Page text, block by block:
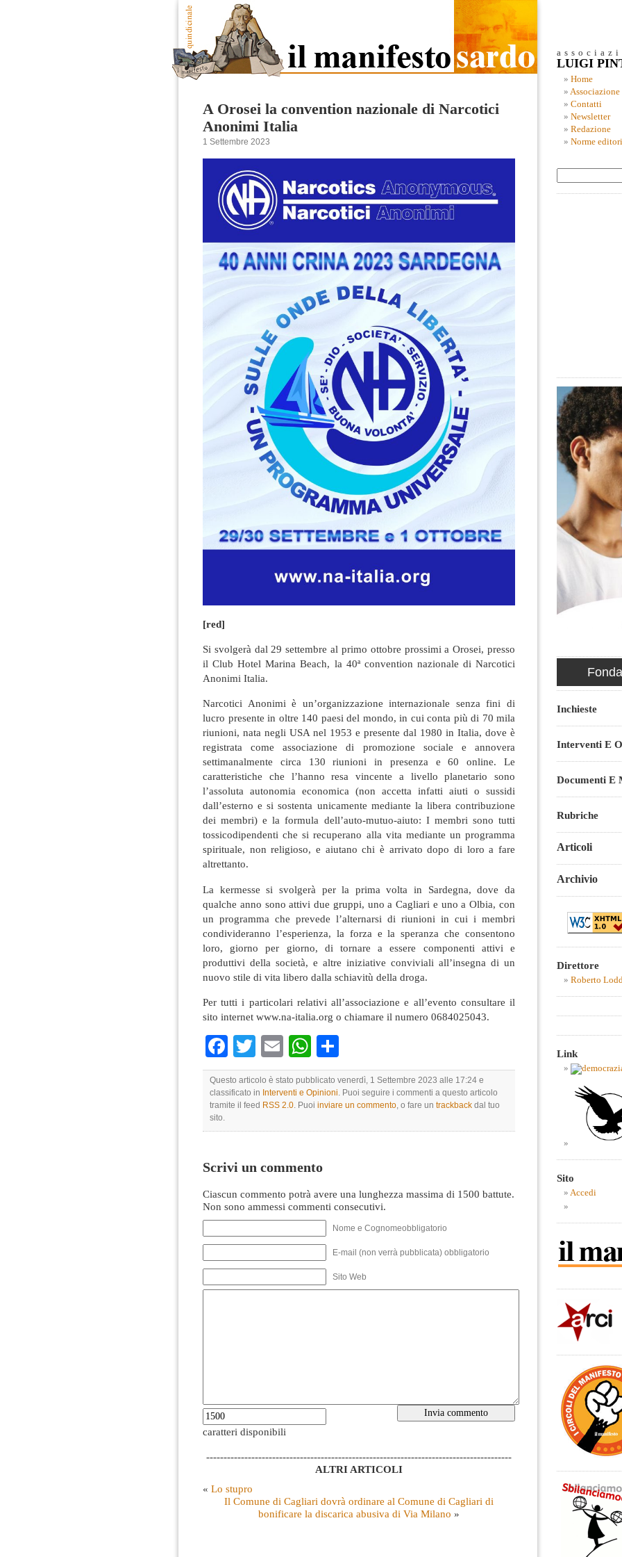
A Orosei la convention nazionale di Narcotici
Anonimi Italia
1 Settembre 2023
[red]
Si svolgerà dal 29 settembre al primo ottobre prossimi a Orosei, presso
il Club Hotel Marina Beach, la 40ª convention nazionale di Narcotici
Anonimi Italia.
Narcotici Anonimi è un’organizzazione internazionale senza fini di
lucro presente in oltre 140 paesi del mondo, in cui conta più di 70 mila
riunioni, nata negli USA nel 1953 e presente dal 1980 in Italia, dove è
registrata come associazione di promozione sociale e annovera
settimanalmente circa 130 riunioni in presenza e 60 online. Le
caratteristiche che l’hanno resa vincente a livello planetario sono
l’assoluta autonomia economica (non accetta infatti aiuti o sussidi
dall’esterno e si sostenta unicamente mediante la libera contribuzione
dei membri) e la formula dell’auto-mutuo-aiuto: I membri sono tutti
tossicodipendenti che si recuperano alla vita mediante un programma
spirituale, non religioso, e aiutano chi è arrivato dopo di loro a fare
altrettanto.
La kermesse si svolgerà per la prima volta in Sardegna, dove da
qualche anno sono attivi due gruppi, uno a Cagliari e uno a Olbia, con
un programma che prevede l’alternarsi di riunioni in cui i membri
condivideranno l’esperienza, la forza e la speranza che consentono
loro, giorno per giorno, di tornare a essere componenti attivi e
produttivi della società, e altre iniziative conviviali all’insegna di un
nuovo stile di vita libero dalla schiavitù della droga.
Per tutti i particolari relativi all’associazione e all’evento consultare il
sito internet www.na-italia.org o chiamare il numero 0684025043.
Facebook
TwitterEmailWhatsApp
Questo articolo è stato pubblicato venerdì, 1 Settembre 2023 alle 17:24 e
classificato in Interventi e Opinioni. Puoi seguire i commenti a questo articolo
tramite il feed RSS 2.0. Puoi inviare un commento, o fare un trackback dal tuo
sito.
Scrivi un commento
Ciascun commento potrà avere una lunghezza massima di 1500 battute.
Non sono ammessi commenti consecutivi.
Nome e Cognomeobbligatorio
E-mail (non verrà pubblicata) obbligatorio
Sito Web
caratteri disponibili
----------------------------------------------------------------------------------------
ALTRI ARTICOLI
« Lo stupro
Il Comune di Cagliari dovrà ordinare al Comune di Cagliari di
bonificare la discarica abusiva di Via Milano »
LUIGI
Home
Associazione
Contatti
Newsletter
Redazione
Norme
Inchieste
Interventi E
Documenti E
Rubriche
Articoli
Archivio
Direttore
Roberto
Link
Sito
Accedi